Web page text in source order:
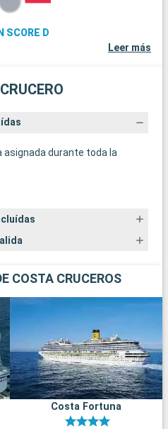
SCORE D
Leer más
asignada durante toda la
COSTA CRUCEROS
Costa Fortuna